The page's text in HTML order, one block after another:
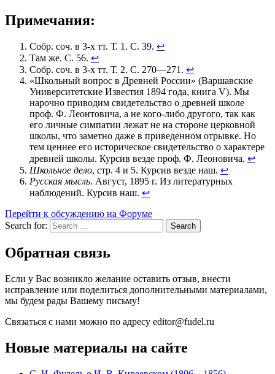
Примечания:
Собр. соч. в 3-х тт. Т. 1. С. 39. ↩
Там же. С. 56. ↩
Собр. соч. в 3-х тт. Т. 2. С. 270—271. ↩
«Школьный вопрос в Древней России» (Варшавские
Университетские Известия 1894 года, книга V). Мы
нарочно приводим свидетельство о древней школе
проф. Ф. Леонтовича, а не кого-либо другого, так как
его личные симпатии лежат не на стороне церковной
школы, что заметно даже в приведенном отрывке. Но
тем ценнее его историческое свидетельство о характере
древней школы. Курсив везде проф. Ф. Леоновича. ↩
Школьное дело, стр. 4 и 5. Курсив везде наш. ↩
Русская мысль. Август, 1895 г. Из литературных
наблюдений. Курсив наш. ↩
Перейти к обсуждению на Форуме
Search for:
Search
Обратная связь
Если у Вас возникло желание оставить отзыв, внести
исправление или поделиться дополнительными материалами,
мы будем рады Вашему письму!
Связаться с нами можно по адресу editor@fudel.ru
Новые материалы на сайте